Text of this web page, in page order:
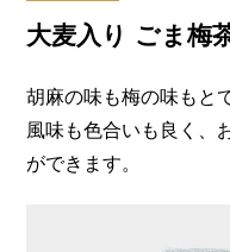
大麦入り ごま梅
胡麻の味も梅の味もと
風味も色合いも良く、
ができます。